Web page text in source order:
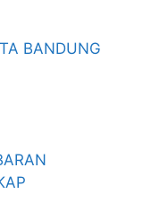
BANDUNG